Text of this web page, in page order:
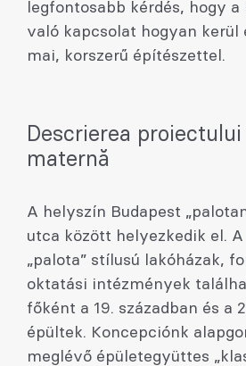
legfontosabb kérdés, hogy
való kapcsolat hogyan kerül
mai, korszerű építészettel.
Descrierea
maternă
A helyszín Budapest
utca között helyezkedik el.
„palota” stílusú lakóházak,
oktatási intézmények
főként a 19. században és a
épültek. Koncepciónk
meglévő épületegyüttes